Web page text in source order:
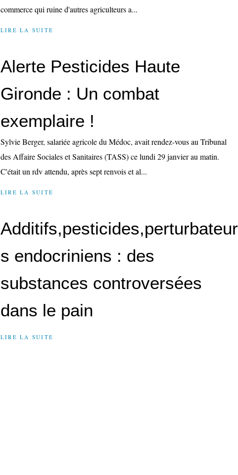
commerce qui ruine d'autres agriculteurs a...
LIRE LA SUITE
Alerte Pesticides Haute
Gironde : Un combat
exemplaire !
Sylvie Berger, salariée agricole du Médoc, avait rendez-vous au Tribunal
des Affaire Sociales et Sanitaires (TASS) ce lundi 29 janvier au matin.
C'était un rdv attendu, après sept renvois et al...
LIRE LA SUITE
Additifs,pesticides,perturbateur
s endocriniens : des
substances controversées
dans le pain
LIRE LA SUITE